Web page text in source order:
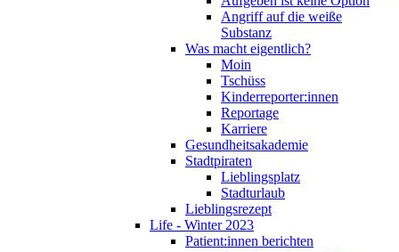
Angriff auf die weiße
Substanz
Was macht eigentlich?
Moin
Tschüss
Kinderreporter:innen
Reportage
Karriere
Gesundheitsakademie
Stadtpiraten
Lieblingsplatz
Stadturlaub
Lieblingsrezept
Life - Winter 2023
Patient:innen berichten